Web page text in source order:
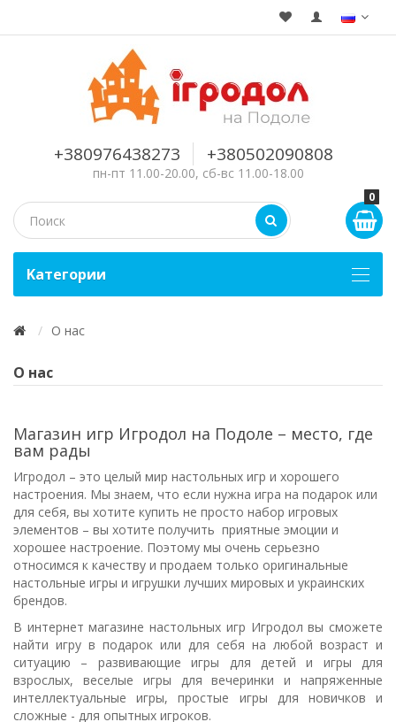
+380976438273 +380502090808
пн-пт 11.00-20.00, сб-вс 11.00-18.00
0
Kатегории
О нас
О нас
Магазин игр Игродол на Подоле – место, где
вам рады
Игродол – это целый мир настольных игр и хорошего
настроения. Мы знаем, что если нужна игра на подарок или
для себя, вы хотите купить не просто набор игровых
элементов – вы хотите получить приятные эмоции и
хорошее настроение. Поэтому мы очень серьезно
относимся к качеству и продаем только оригинальные
настольные игры и игрушки лучших мировых и украинских
брендов.
В интернет магазине настольных игр Игродол вы сможете
найти игру в подарок или для себя на любой возраст и
ситуацию – развивающие игры для детей и игры для
взрослых, веселые игры для вечеринки и напряженные
интеллектуальные игры, простые игры для новичков и
сложные - для опытных игроков.